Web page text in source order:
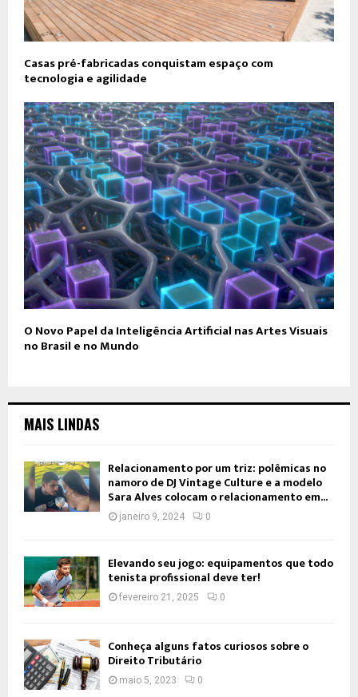
Casas pré-fabricadas conquistam espaço com
tecnologia e agilidade
O Novo Papel da Inteligência Artificial nas Artes Visuais
no Brasil e no Mundo
MAIS LINDAS
Relacionamento por um triz: polêmicas no
namoro de DJ Vintage Culture e a modelo
Sara Alves colocam o relacionamento em...
janeiro 9, 2024 0
Elevando seu jogo: equipamentos que todo
tenista profissional deve ter!
fevereiro 21, 2025 0
Conheça alguns fatos curiosos sobre o
Direito Tributário
maio 5, 2023 0